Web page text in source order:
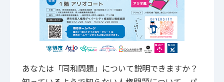
あなたは「同和問題」について説明できますか？